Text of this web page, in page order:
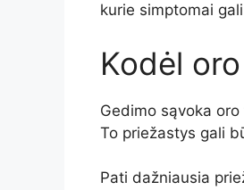
kurie simptomai
Kodėl
Gedimo sąvoka
To priežastys gali
Pati dažniausia